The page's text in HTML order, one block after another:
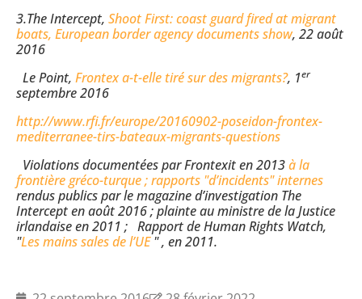
3.The Intercept, Shoot First: coast guard fired at migrant
boats, European border agency documents show, 22 août
2016
Le Point, Frontex a-t-elle tiré sur des migrants?, 1er
septembre 2016
http://www.rfi.fr/europe/20160902-poseidon-frontex-
mediterranee-tirs-bateaux-migrants-questions
Violations documentées par Frontexit en 2013à la
frontière gréco-turque; rapports "d’incidents" internes
rendus publics par le magazine d’investigation The
Intercept en août 2016 ; plainte au ministre de la Justice
irlandaise en 2011 ; Rapport de Human Rights Watch,
"Les mains sales de l’UE" , en 2011.